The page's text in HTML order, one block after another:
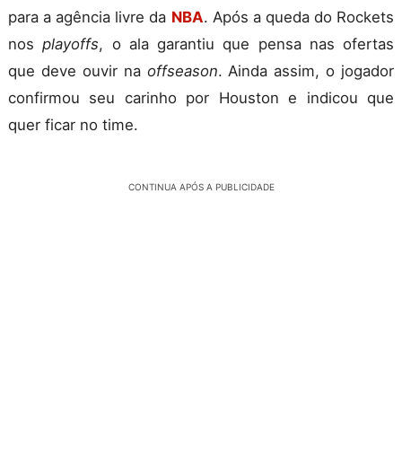
para a agência livre da NBA. Após a queda do Rockets
nosplayoffs, o ala garantiu que pensa nas ofertas
que deve ouvir na offseason. Ainda assim, o jogador
confirmou seu carinho por Houston e indicou que
quer ficar no time.
CONTINUA APÓS A PUBLICIDADE